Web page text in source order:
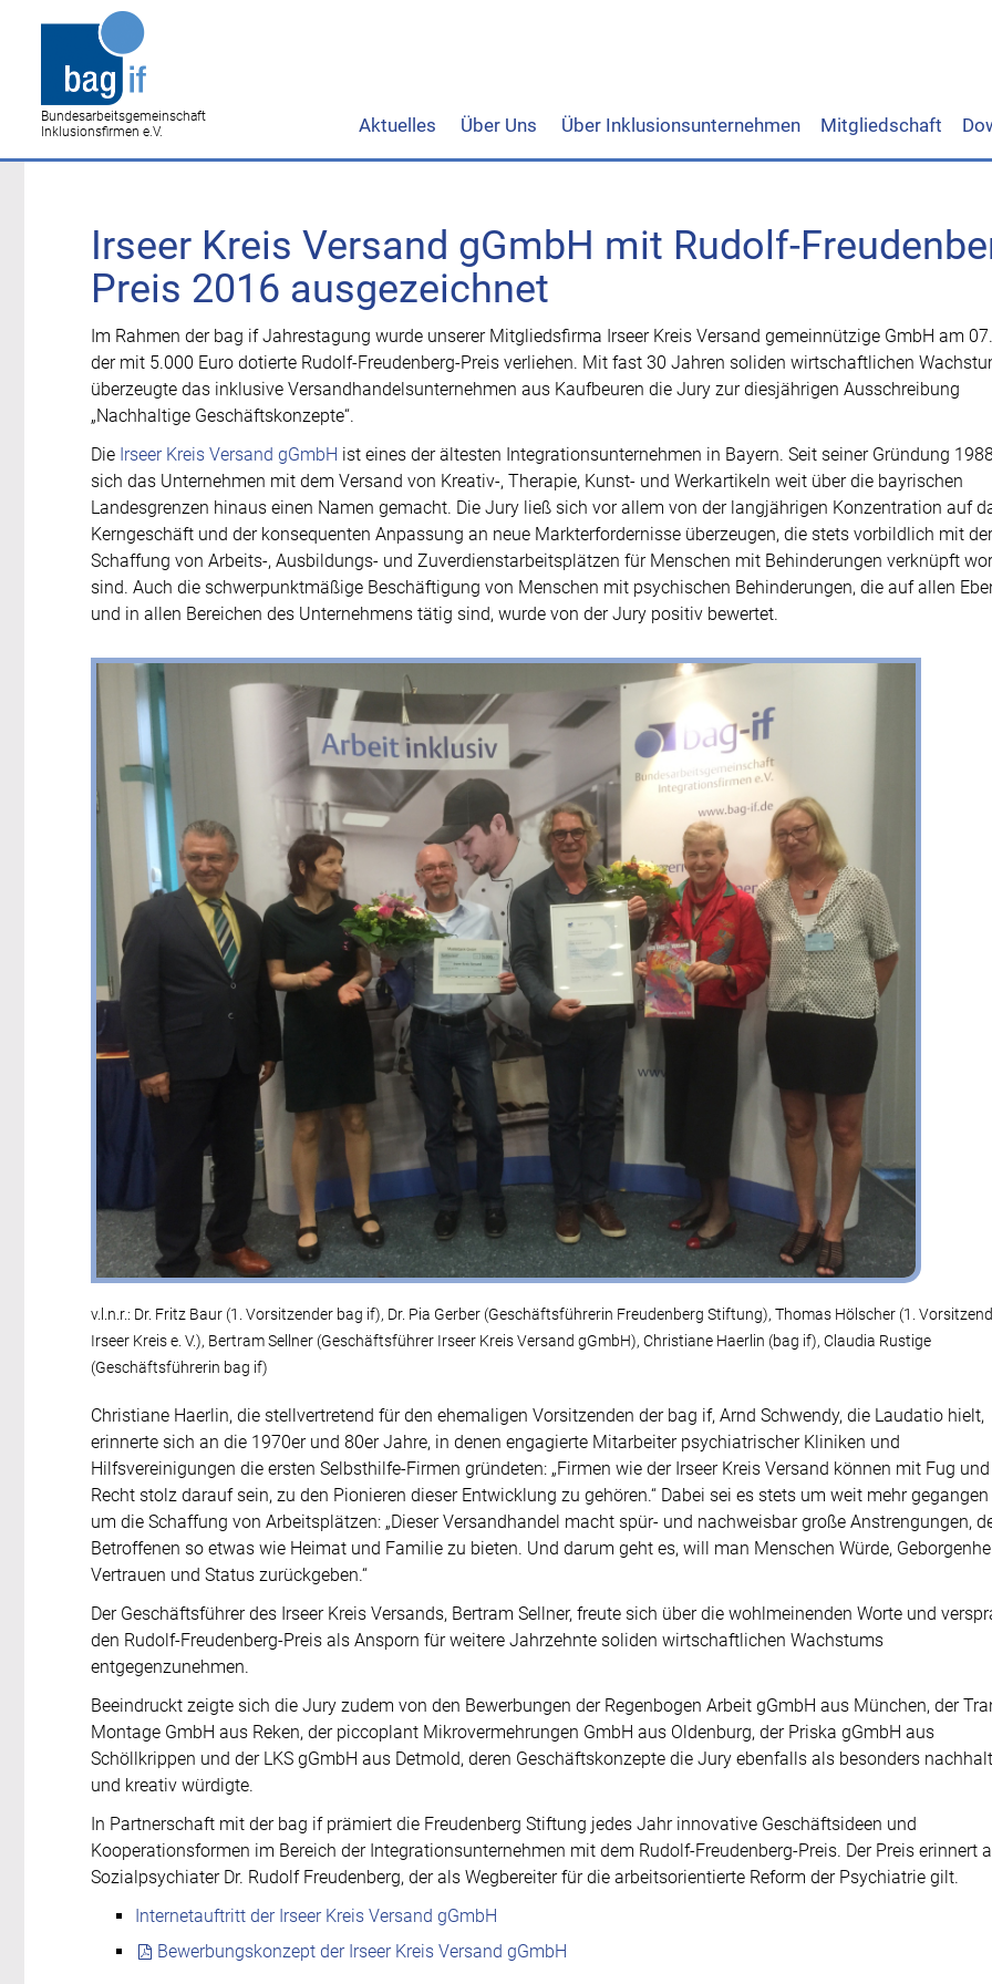
Bundesarbeitsgemeinschaft
Inklusionsfirmen e.V.
Aktuelles Über Uns Über Inklusionsunternehmen Mitgliedschaft
Irseer Kreis Versand gGmbH mit Rudolf-
Preis 2016 ausgezeichnet
Im Rahmen der bag if Jahrestagung wurde unserer Mitgliedsfirma Irseer Kreis Versand gemeinnützige GmbH am
der mit 5.000 Euro dotierte Rudolf-Freudenberg-Preis verliehen. Mit fast 30 Jahren soliden wirtschaftlichen
überzeugte das inklusive Versandhandelsunternehmen aus Kaufbeuren die Jury zur diesjährigen Ausschreibung
„Nachhaltige Geschäftskonzepte“.
Die Irseer Kreis Versand gGmbH ist eines der ältesten Integrationsunternehmen in Bayern. Seit seiner Gründung
sich das Unternehmen mit dem Versand von Kreativ-, Therapie, Kunst- und Werkartikeln weit über die bayrischen
Landesgrenzen hinaus einen Namen gemacht. Die Jury ließ sich vor allem von der langjährigen Konzentration auf
Kerngeschäft und der konsequenten Anpassung an neue Markterfordernisse überzeugen, die stets vorbildlich mit der
Schaffung von Arbeits-, Ausbildungs- und Zuverdienstarbeitsplätzen für Menschen mit Behinderungen verknüpft
sind. Auch die schwerpunktmäßige Beschäftigung von Menschen mit psychischen Behinderungen, die auf allen
und in allen Bereichen des Unternehmens tätig sind, wurde von der Jury positiv bewertet.
v.l.n.r.: Dr. Fritz Baur (1. Vorsitzender bag if), Dr. Pia Gerber (Geschäftsführerin Freudenberg Stiftung), Thomas Hölscher (1.
Irseer Kreis e. V.), Bertram Sellner (Geschäftsführer Irseer Kreis Versand gGmbH), Christiane Haerlin (bag if), Claudia Rustige
(Geschäftsführerin bag if)
Christiane Haerlin, die stellvertretend für den ehemaligen Vorsitzenden der bag if, Arnd Schwendy, die Laudatio hielt,
erinnerte sich an die 1970er und 80er Jahre, in denen engagierte Mitarbeiter psychiatrischer Kliniken und
Hilfsvereinigungen die ersten Selbsthilfe-Firmen gründeten: „Firmen wie der Irseer Kreis Versand können mit Fug und
Recht stolz darauf sein, zu den Pionieren dieser Entwicklung zu gehören.“ Dabei sei es stets um weit mehr
um die Schaffung von Arbeitsplätzen: „Dieser Versandhandel macht spür- und nachweisbar große Anstrengungen,
Betroffenen so etwas wie Heimat und Familie zu bieten. Und darum geht es, will man Menschen Würde,
Vertrauen und Status zurückgeben.“
Der Geschäftsführer des Irseer Kreis Versands, Bertram Sellner, freute sich über die wohlmeinenden Worte und
den Rudolf-Freudenberg-Preis als Ansporn für weitere Jahrzehnte soliden wirtschaftlichen Wachstums
entgegenzunehmen.
Beeindruckt zeigte sich die Jury zudem von den Bewerbungen der Regenbogen Arbeit gGmbH aus München, der
Montage GmbH aus Reken, der piccoplant Mikrovermehrungen GmbH aus Oldenburg, der Priska gGmbH aus
Schöllkrippen und der LKS gGmbH aus Detmold, deren Geschäftskonzepte die Jury ebenfalls als besonders
und kreativ würdigte.
In Partnerschaft mit der bag if prämiert die Freudenberg Stiftung jedes Jahr innovative Geschäftsideen und
Kooperationsformen im Bereich der Integrationsunternehmen mit dem Rudolf-Freudenberg-Preis. Der Preis erinnert
Sozialpsychiater Dr. Rudolf Freudenberg, der als Wegbereiter für die arbeitsorientierte Reform der Psychiatrie gilt.
Internetauftritt der Irseer Kreis Versand gGmbH
Bewerbungskonzept der Irseer Kreis Versand gGmbH